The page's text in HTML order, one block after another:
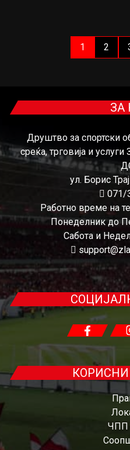
1 2
ЗА
Друштво за спортски
среќа, трговија и
ул. Борис
071/
Работно време на
Понеделник до
Сабота и
ЧПП